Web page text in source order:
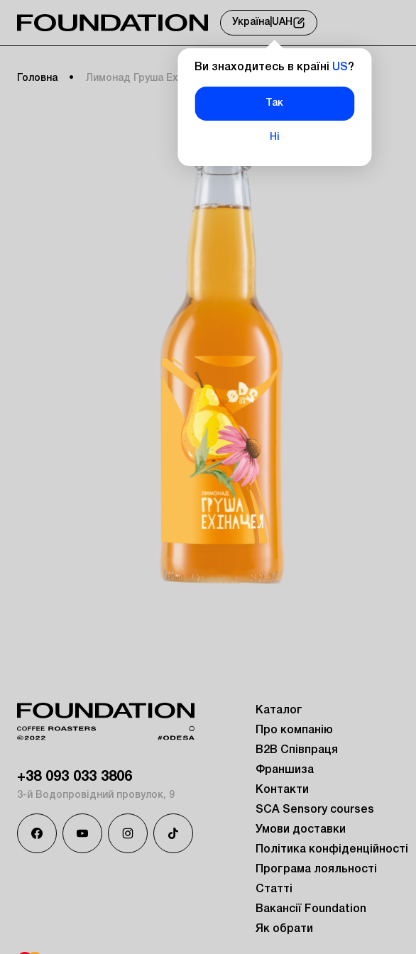
Україна| UAH
Ви знаходитесь в країні US?
Так
Ні
Головна Лимонад Груша Ехінацея 0,33 л.
+38 093 033 3806
3-й Водопровідний провулок, 9
Каталог
Про компанію
B2B Співпраця
Франшиза
Контакти
SCA Sensory courses
Умови доставки
Політика конфіденційності
Програма лояльності
Статті
Вакансії Foundation
Як обрати